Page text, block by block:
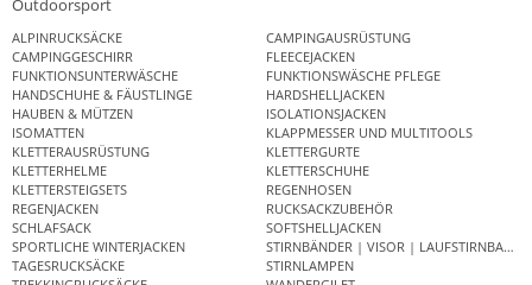
Outdoorsport
ALPINRUCKSÄCKE
CAMPINGAUSRÜSTUNG
CAMPINGGESCHIRR
FLEECEJACKEN
FUNKTIONSUNTERWÄSCHE
FUNKTIONSWÄSCHE PFLEGE
HANDSCHUHE & FÄUSTLINGE
HARDSHELLJACKEN
HAUBEN & MÜTZEN
ISOLATIONSJACKEN
ISOMATTEN
KLAPPMESSER UND MULTITOOLS
KLETTERAUSRÜSTUNG
KLETTERGURTE
KLETTERHELME
KLETTERSCHUHE
KLETTERSTEIGSETS
REGENHOSEN
REGENJACKEN
RUCKSACKZUBEHÖR
SCHLAFSACK
SOFTSHELLJACKEN
SPORTLICHE WINTERJACKEN
STIRNBÄNDER | VISOR | LAUFSTIRNBAND
TAGESRUCKSÄCKE
STIRNLAMPEN